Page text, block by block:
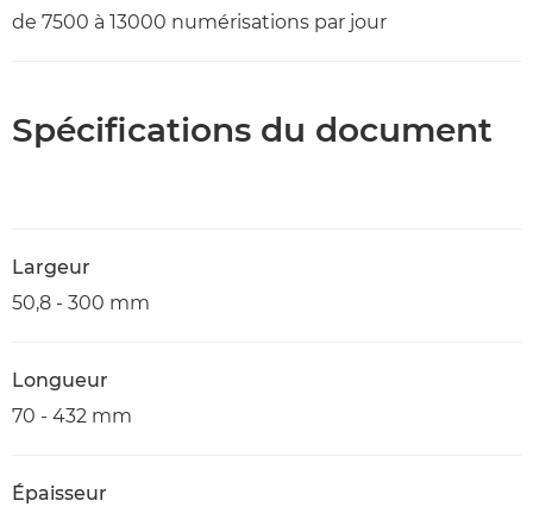
de 7500 à 13000 numérisations par jour
Spécifications du document
Largeur
50,8 - 300 mm
Longueur
70 - 432 mm
Épaisseur